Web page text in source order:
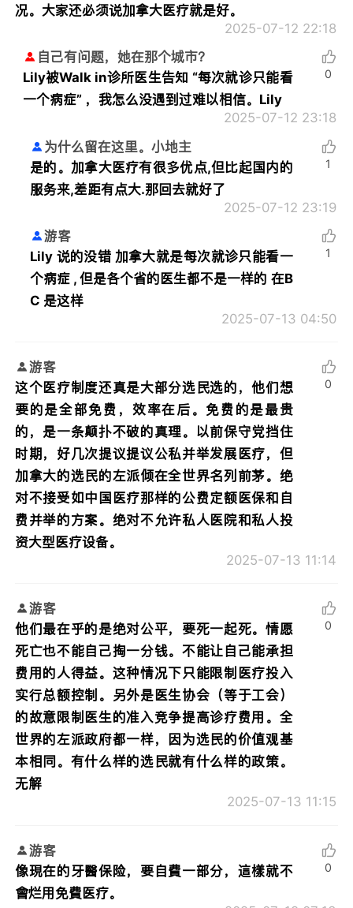
况。大家还必须说加拿大医疗就是好。
2025-07-12 22:18
自己有问题，她在那个城市？
Lily被Walk in诊所医生告知 “每次就诊只能看
一个病症” ，我怎么没遇到过难以相信。Lily
2025-07-12 23:18
0
为什么留在这里。小地主
是的。加拿大医疗有很多优点,但比起国内的
服务来,差距有点大.那回去就好了
2025-07-12 23:19
1
游客
Lily 说的没错 加拿大就是每次就诊只能看一
个病症 , 但是各个省的医生都不是一样的 在B
C 是这样
2025-07-13 04:50
1
游客
这个医疗制度还真是大部分选民选的，他们想
要的是全部免费，效率在后。免费的是最贵
的，是一条颠扑不破的真理。以前保守党挡住
时期，好几次提议提议公私并举发展医疗，但
加拿大的选民的左派倾在全世界名列前茅。绝
对不接受如中国医疗那样的公费定额医保和自
费并举的方案。绝对不允许私人医院和私人投
资大型医疗设备。
2025-07-13 11:14
0
游客
他们最在乎的是绝对公平，要死一起死。情愿
死亡也不能自己掏一分钱。不能让自己能承担
费用的人得益。这种情况下只能限制医疗投入
实行总额控制。另外是医生协会（等于工会）
的故意限制医生的准入竞争提高诊疗费用。全
世界的左派政府都一样，因为选民的价值观基
本相同。有什么样的选民就有什么样的政策。
无解
2025-07-13 11:15
0
游客
像現在的牙醫保险，要自費一部分，這樣就不
會烂用免費医疗。
0